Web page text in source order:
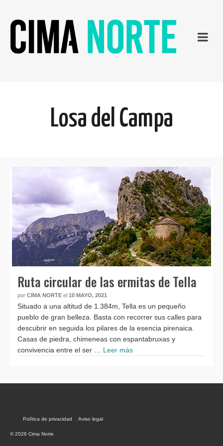
Losa del Campa
Ruta circular de las ermitas de Tella
por CIMA NORTE el 10 MAYO, 2021
Situado a una altitud de 1.384m, Tella es un pequeño
pueblo de gran belleza. Basta con recorrer sus calles para
descubrir en seguida los pilares de la esencia pirenaica.
Casas de piedra, chimeneas con espantabruxas y
convivencia entre el ser … Leer más
Política de privacidad Aviso legal
© 2026 Cima Norte